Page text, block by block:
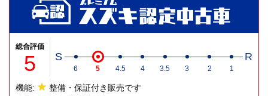
総合評価
5 S R
6 5 4.5 4 3.5 3 2 1
機能:
整備・保証付き販売です